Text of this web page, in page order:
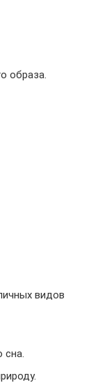
образа.
видов
сна.